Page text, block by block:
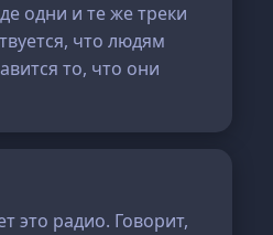
одни и те же треки
что людям
то, что они
это радио. Говорит,